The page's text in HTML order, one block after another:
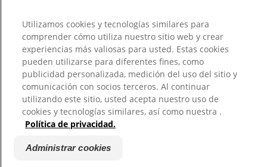
@2026 TuHogar. Todos los derechos reservados.
Utilizamos cookies y tecnologías similares para
comprender cómo utiliza nuestro sitio web y crear
experiencias más valiosas para usted. Estas cookies
pueden utilizarse para diferentes fines, como
publicidad personalizada, medición del uso del sitio y
comunicación con socios terceros. Al continuar
utilizando este sitio, usted acepta nuestro uso de
cookies y tecnologías similares, así como nuestra .
Política de privacidad.
Administrar cookies